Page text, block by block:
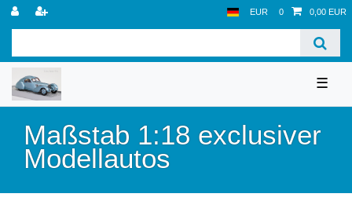
EUR 0 0,00 EUR
☰
Maßstab 1:18 exclusiver
Modellautos